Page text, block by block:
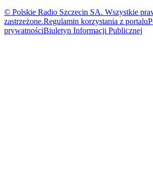
© Polskie Radio Szczecin SA. Wszystkie
zastrzeżone.Regulamin korzystania z portalu
prywatnościBiuletyn Informacji Publicznej